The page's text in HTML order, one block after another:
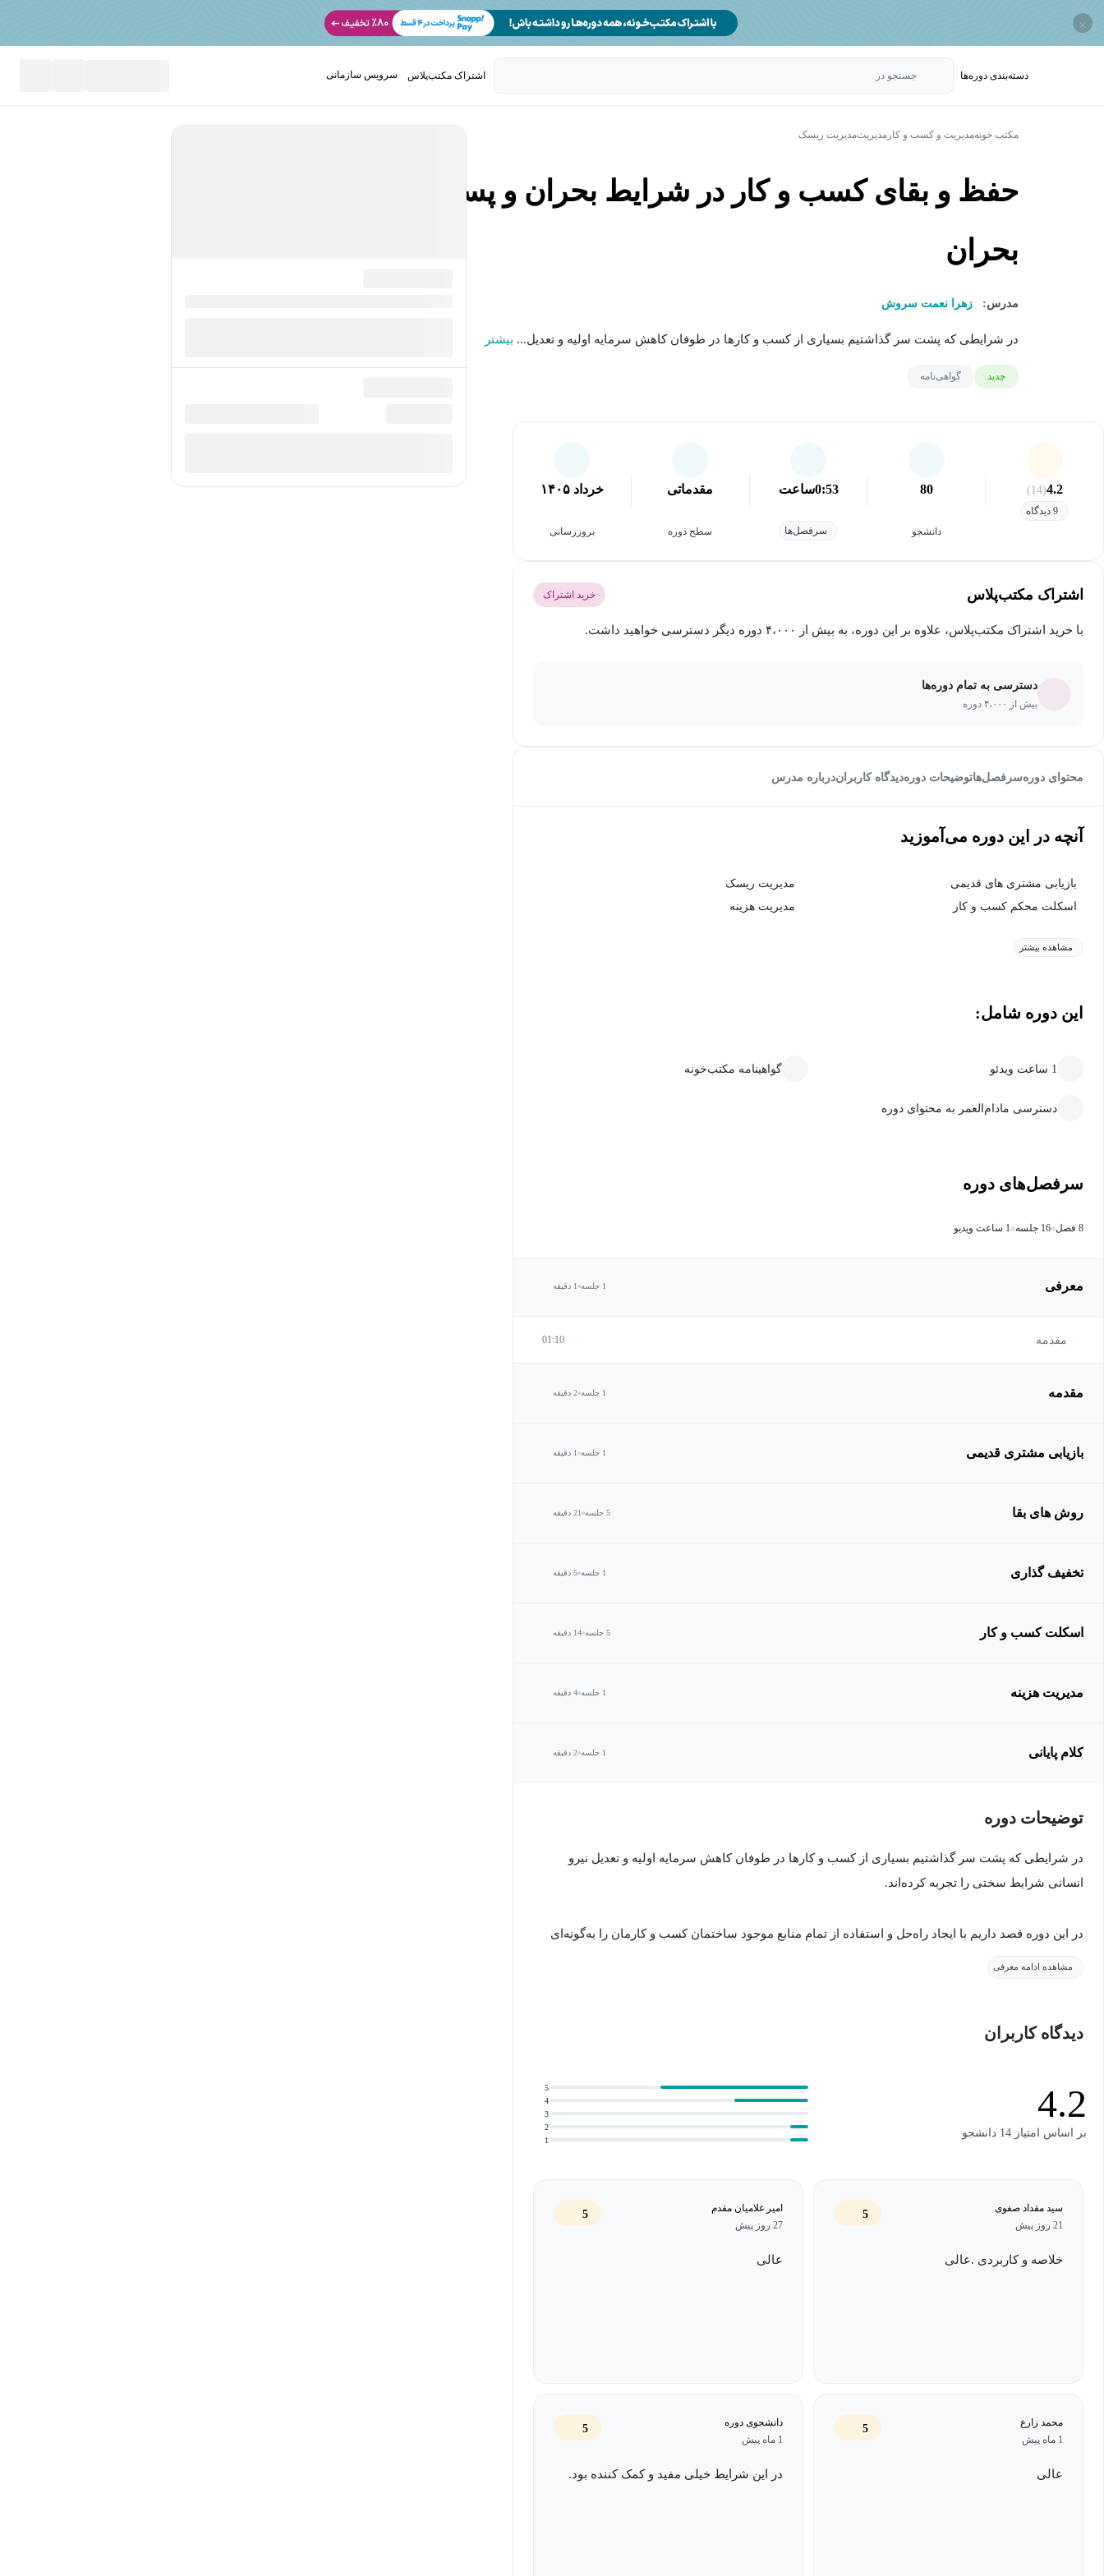
×
دسته‌بندی‌ دوره‌ها جستجو در اشتراک مکتب‌پلاس سرویس سازمانی
مکتب خونهمدیریت و کسب و کار مدیریتمدیریت ریسک
حفظ و بقای کسب و کار در شرایط بحران و پسا
بحران
مدرس: زهرا نعمت سروش
در شرایطی که پشت سر گذاشتیم بسیاری از کسب و کارها در طوفان کاهش سرمایه اولیه و تعدیل... بیشتر
جدید گواهی‌نامه
4.2
(14)
9 دیدگاه
80
دانشجو
0:53ساعت
سرفصل‌ها
مقدماتی
سطح دوره بروزرسانی
خرداد ۱۴۰۵
اشتراک مکتب‌پلاس خرید اشتراک
با خرید اشتراک مکتب‌پلاس، علاوه بر این دوره، به بیش از ۴،۰۰۰ دوره دیگر دسترسی خواهید داشت.
دسترسی به تمام دوره‌ها
بیش از ۴،۰۰۰ دوره
محتوای دورهسرفصل‌هاتوضیحات دورهدیدگاه کاربراندرباره مدرس
آنچه در این دوره می‌آموزید
بازیابی مشتری های قدیمی
مدیریت ریسک
اسکلت محکم کسب و کار
مدیریت هزینه
مشاهده بیشتر
این دوره شامل:
1 ساعت ویدئو گواهینامه مکتب‌خونه
دسترسی مادام‌العمر به محتوای دوره
سرفصل‌های دوره
8 فصل 16 جلسه 1 ساعت ویدیو
معرفی 1 جلسه 1 دقیقه
مقدمه 01:10
مقدمه 1 جلسه 2 دقیقه
بازیابی مشتری قدیمی 1 جلسه 1 دقیقه
روش های بقا 5 جلسه 21 دقیقه
تخفیف گذاری 1 جلسه 5 دقیقه
اسکلت کسب و کار 5 جلسه 14 دقیقه
مدیریت هزینه 1 جلسه 4 دقیقه
کلام پایانی 1 جلسه 2 دقیقه
توضیحات دوره
در شرایطی که پشت سر گذاشتیم بسیاری از کسب و کارها در طوفان کاهش سرمایه اولیه و تعدیل نیرو
انسانی شرایط سختی را تجربه کرده‌اند.
در این دوره قصد داریم با ایجاد راه‌حل و استفاده از تمام منابع موجود ساختمان کسب و کارمان را به‌گونه‌ای
مشاهده ادامه معرفی
دیدگاه کاربران
4.2
بر اساس امتیاز 14 دانشجو
1
2
3
4
5
سید مقداد صفوی
21 روز پیش
5
خلاصه و کاربردی .عالی
امیر غلامیان مقدم
27 روز پیش
5
عالی
محمد زارع
1 ماه پیش
5
عالی
دانشجوی دوره
1 ماه پیش
5
در این شرایط خیلی مفید و کمک کننده بود.